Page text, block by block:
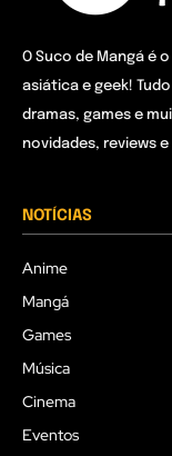
O Suco de Mangá é
asiática e geek!
dramas, games e
novidades, reviews
NOTÍCIAS
Anime
Mangá
Games
Música
Cinema
Eventos